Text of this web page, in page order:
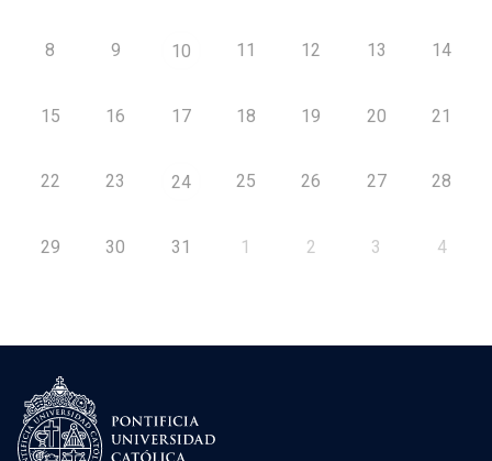
8 9 10 11 12 13 14
15 16 17 18 19 20 21
22 23 24 25 26 27 28
29 30 31 1 2 3 4